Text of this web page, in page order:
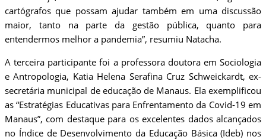
cartógrafos que possam ajudar também em uma discussão
maior, tanto na parte da gestão pública, quanto para
entendermos melhor a pandemia”, resumiu Natacha.
A terceira participante foi a professora doutora em Sociologia
e Antropologia, Katia Helena Serafina Cruz Schweickardt, ex-
secretária municipal de educação de Manaus. Ela exemplificou
as “Estratégias Educativas para Enfrentamento da Covid-19 em
Manaus”, com destaque para os excelentes dados alcançados
no Índice de Desenvolvimento da Educação Básica (Ideb) nos